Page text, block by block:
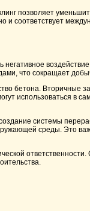
позволяет
и соответствует
что сокращает
бетона. Вторичные
использоваться в
системы
среды. Это